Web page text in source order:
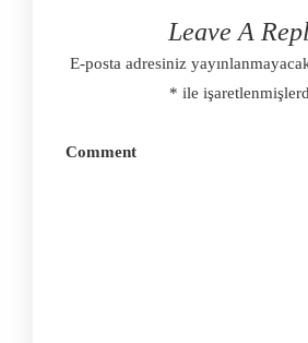
Leave A
E-posta adresiniz
* ile
Comment